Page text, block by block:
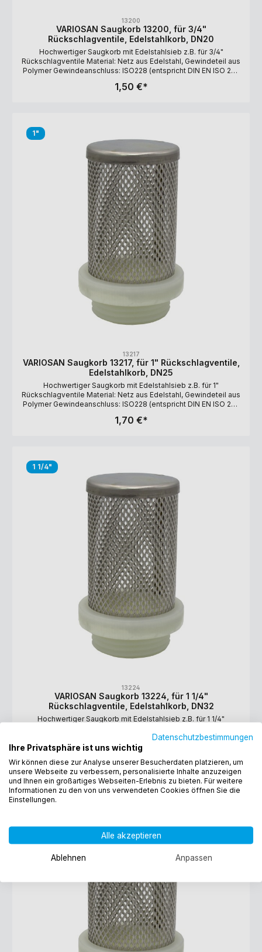
13200
VARIOSAN Saugkorb 13200, für 3/4"
Rückschlagventile, Edelstahlkorb, DN20
Hochwertiger Saugkorb mit Edelstahlsieb z.B. für 3/4"
Rückschlagventile Material: Netz aus Edelstahl, Gewindeteil aus
Polymer Gewindeanschluss: ISO228 (entspricht DIN EN ISO 228
1,50 €*
1"
13217
VARIOSAN Saugkorb 13217, für 1" Rückschlagventile,
Edelstahlkorb, DN25
Hochwertiger Saugkorb mit Edelstahlsieb z.B. für 1"
Rückschlagventile Material: Netz aus Edelstahl, Gewindeteil aus
Polymer Gewindeanschluss: ISO228 (entspricht DIN EN ISO 228
1,70 €*
1 1/4"
13224
VARIOSAN Saugkorb 13224, für 1 1/4"
Rückschlagventile, Edelstahlkorb, DN32
Hochwertiger Saugkorb mit Edelstahlsieb z.B. für 1 1/4"
Polymer Gewindeanschluss: ISO228 (entspricht DIN EN ISO 228
und BS EN ISO 228). Filtergrad: 1.200 µm Maße: 75 x 50,5 mm
2,20 €*
1/2"
Datenschutzbestimmungen
Ihre Privatsphäre ist uns wichtig
Wir können diese zur Analyse unserer Besucherdaten platzieren, um
unsere Webseite zu verbessern, personalisierte Inhalte anzuzeigen
und Ihnen ein großartiges Webseiten-Erlebnis zu bieten. Für weitere
Informationen zu den von uns verwendeten Cookies öffnen Sie die
Einstellungen.
Alle akzeptieren
Ablehnen Anpassen